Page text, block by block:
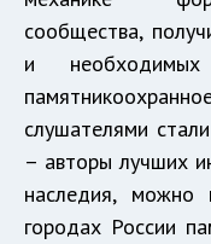
сообщества,
и
слушателями
– авторы лучших
наследия, можно
городах России